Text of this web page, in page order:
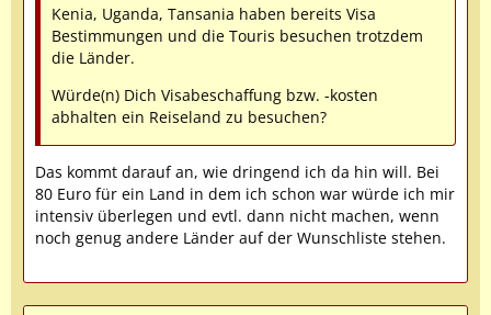
Kenia, Uganda, Tansania haben bereits Visa
Bestimmungen und die Touris besuchen trotzdem
die Länder.
Würde(n) Dich Visabeschaffung bzw. -kosten
abhalten ein Reiseland zu besuchen?
Das kommt darauf an, wie dringend ich da hin will. Bei
80 Euro für ein Land in dem ich schon war würde ich mir
intensiv überlegen und evtl. dann nicht machen, wenn
noch genug andere Länder auf der Wunschliste stehen.